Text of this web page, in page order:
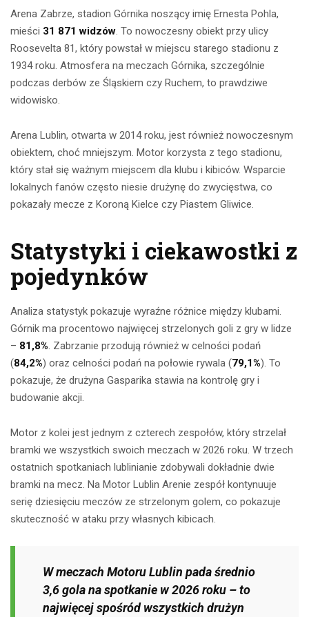
Arena Zabrze, stadion Górnika noszący imię Ernesta Pohla,
mieści 31 871 widzów . To nowoczesny obiekt przy ulicy
Roosevelta 81, który powstał w miejscu starego stadionu z
1934 roku. Atmosfera na meczach Górnika, szczególnie
podczas derbów ze Śląskiem czy Ruchem, to prawdziwe
widowisko.
Arena Lublin, otwarta w 2014 roku, jest również nowoczesnym
obiektem, choć mniejszym. Motor korzysta z tego stadionu,
który stał się ważnym miejscem dla klubu i kibiców. Wsparcie
lokalnych fanów często niesie drużynę do zwycięstwa, co
pokazały mecze z Koroną Kielce czy Piastem Gliwice.
Statystyki i ciekawostki z
pojedynków
Analiza statystyk pokazuje wyraźne różnice między klubami.
Górnik ma procentowo najwięcej strzelonych goli z gry w lidze
– 81,8% . Zabrzanie przodują również w celności podań
(84,2%) oraz celności podań na połowie rywala (79,1%). To
pokazuje, że drużyna Gasparika stawia na kontrolę gry i
budowanie akcji.
Motor z kolei jest jednym z czterech zespołów, który strzelał
bramki we wszystkich swoich meczach w 2026 roku. W trzech
ostatnich spotkaniach lublinianie zdobywali dokładnie dwie
bramki na mecz. Na Motor Lublin Arenie zespół kontynuuje
serię dziesięciu meczów ze strzelonym golem, co pokazuje
skuteczność w ataku przy własnych kibicach.
W meczach Motoru Lublin pada średnio
3,6 gola na spotkanie w 2026 roku – to
najwięcej spośród wszystkich drużyn